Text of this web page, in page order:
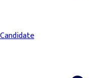
Candidate